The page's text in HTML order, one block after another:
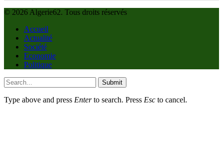
© 2026 Algerie62. Tous droits réservés
Accueil
Actualité
Société
Economie
Politique
Submit
Type above and press Enterto search. Press Esc to cancel.